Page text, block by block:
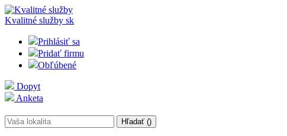
Kvalitné služby sk
Prihlásiť sa
Pridať firmu
Obľúbené
Dopyt
Anketa
Hľadať ()